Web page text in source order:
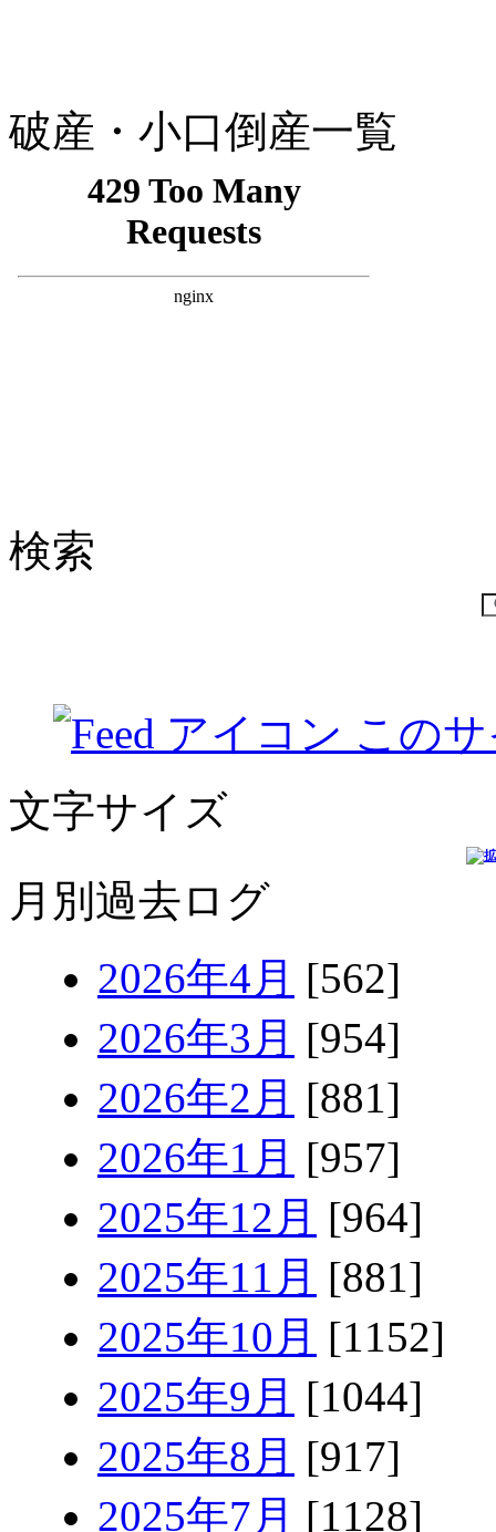
破産・小口倒産一覧
検索
この
文字サイズ
月別過去ログ
2026年4月 [562]
2026年3月 [954]
2026年2月 [881]
2026年1月 [957]
2025年12月 [964]
2025年11月 [881]
2025年10月 [1152]
2025年9月 [1044]
2025年8月 [917]
2025年7月 [1128]